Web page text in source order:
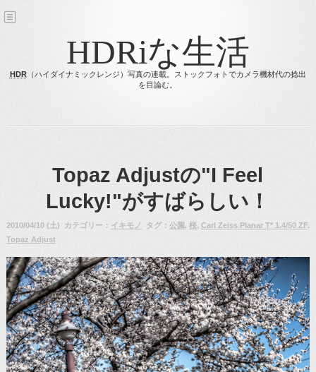
HDRiな生活
HDR（ハイダイナミックレンジ）写真の連載。ストックフォトでカメラ機材代の捻出
を目論む。
Topaz Adjustの"I Feel
Lucky!"がすばらしい！
2010/04/10 (土) カテゴリー： イキモノ タグ： 公園 , 桜, Carl Zeiss Planar T* 1.4/50 ZF,
Topaz Adjust